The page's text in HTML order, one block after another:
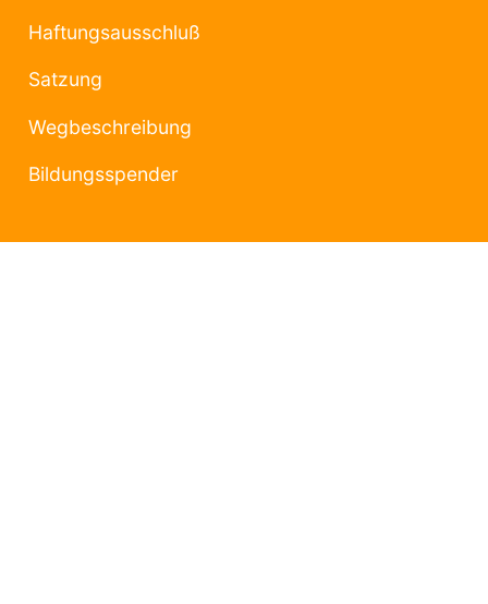
Haftungsausschluß
Satzung
Wegbeschreibung
Bildungsspender